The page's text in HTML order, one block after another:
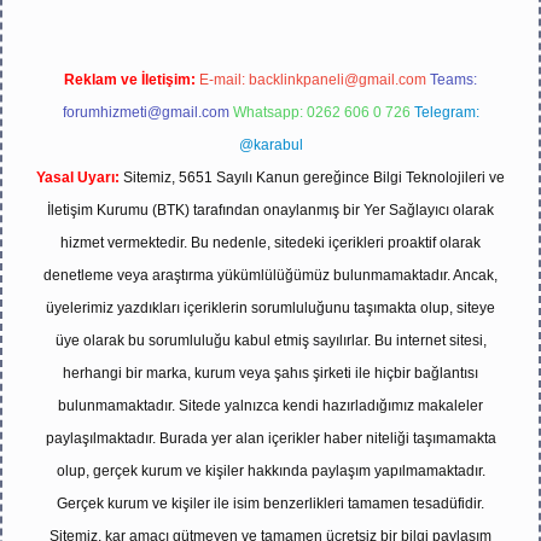
Reklam ve İletişim: E-mail: backlinkpaneli@gmail.com Teams:
forumhizmeti@gmail.com Whatsapp: 0262 606 0 726 Telegram:
@karabul
Yasal Uyarı: Sitemiz, 5651 Sayılı Kanun gereğince Bilgi Teknolojileri ve
İletişim Kurumu (BTK) tarafından onaylanmış bir Yer Sağlayıcı olarak
hizmet vermektedir. Bu nedenle, sitedeki içerikleri proaktif olarak
denetleme veya araştırma yükümlülüğümüz bulunmamaktadır. Ancak,
üyelerimiz yazdıkları içeriklerin sorumluluğunu taşımakta olup, siteye
üye olarak bu sorumluluğu kabul etmiş sayılırlar. Bu internet sitesi,
herhangi bir marka, kurum veya şahıs şirketi ile hiçbir bağlantısı
bulunmamaktadır. Sitede yalnızca kendi hazırladığımız makaleler
paylaşılmaktadır. Burada yer alan içerikler haber niteliği taşımamakta
olup, gerçek kurum ve kişiler hakkında paylaşım yapılmamaktadır.
Gerçek kurum ve kişiler ile isim benzerlikleri tamamen tesadüfidir.
Sitemiz, kar amacı gütmeyen ve tamamen ücretsiz bir bilgi paylaşım